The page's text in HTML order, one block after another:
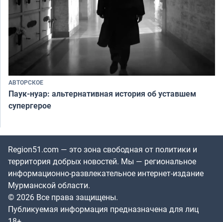
АВТОРСКОЕ
Паук-нуар: альтернативная история об уставшем
супергерое
Region51.com — это зона свободная от политики и
территория добрых новостей. Мы — региональное
информационно-развлекательное интернет-издание
Мурманской области.
© 2026 Все права защищены.
Публикуемая информация предназначена для лиц